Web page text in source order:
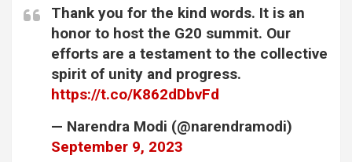
Thank you for the kind words. It is an
honor to host the G20 summit. Our
efforts are a testament to the collective
spirit of unity and progress.
https://t.co/K862dDbvFd
— Narendra Modi (@narendramodi)
September 9, 2023